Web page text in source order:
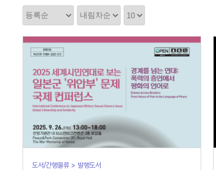
정
렬
정
렬
순
서
정
렬
갯
수
도서/간행물류 > 발행도서